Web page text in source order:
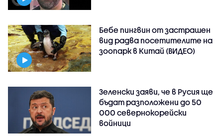
Бебе пингвин от застрашен
вид радва посетителите на
зоопарк в Китай (ВИДЕО)
Зеленски заяви, че в Русия ще
бъдат разположени до 50
000 севернокорейски
войници